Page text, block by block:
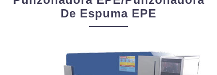
De Espuma EPE